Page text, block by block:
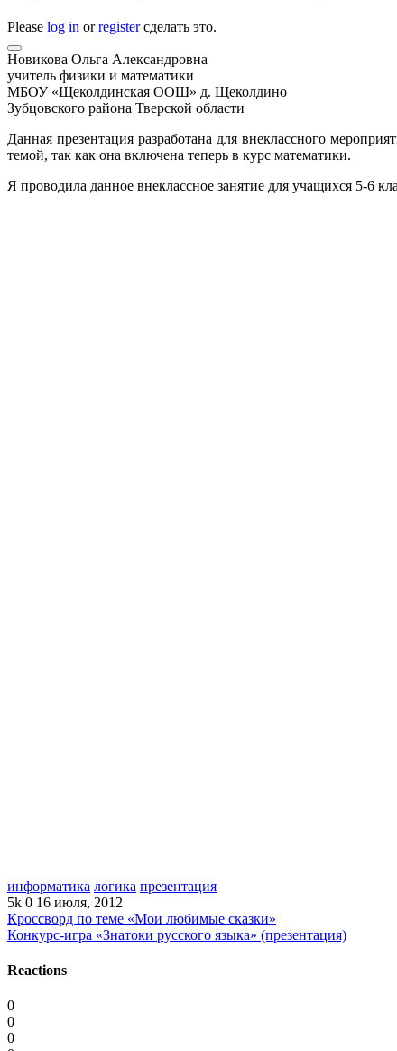
Please log in orregisterсделать это.
Новикова Ольга Александровна
учитель физики и математики
МБОУ «Щеколдинская ООШ» д. Щеколдино
Зубцовского района Тверской области
Данная презентация разработана для внеклассного
темой, так как она включена теперь в курс математики.
Я проводила данное внеклассное занятие для учащихся 5-6
информатика логика презентация
5k 0 16 июля, 2012
Кроссворд по теме «Мои любимые сказки»
Конкурс-игра «Знатоки русского языка» (презентация)
Reactions
0
0
0